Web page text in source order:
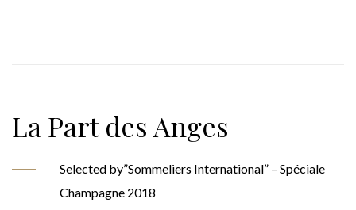
La Part des Anges
Selected by”Sommeliers International” – Spéciale
Champagne 2018